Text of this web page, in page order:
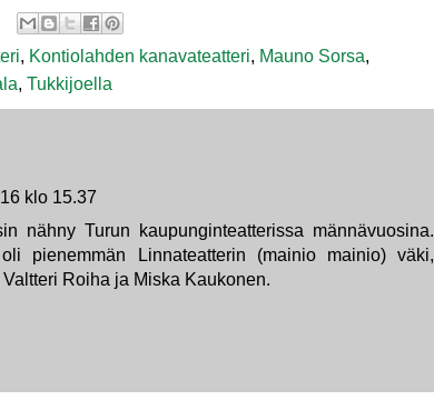
, Kontiolahden kanavateatteri, Mauno Sorsa,
, Tukkijoella
klo 15.37
nähny Turun kaupunginteatterissa männävuosina.
pienemmän Linnateatterin (mainio mainio) väki,
Roiha ja Miska Kaukonen.